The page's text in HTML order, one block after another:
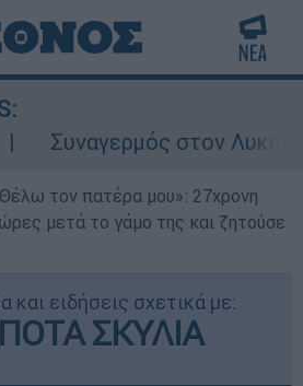
στον Λυκαβηττό: Σορός
τον πατέρα μου»: 27χρονη
μετά το γάμο της και ζητούσε
και ειδήσεις σχετικά με:
ΣΚΥΛΙΑ